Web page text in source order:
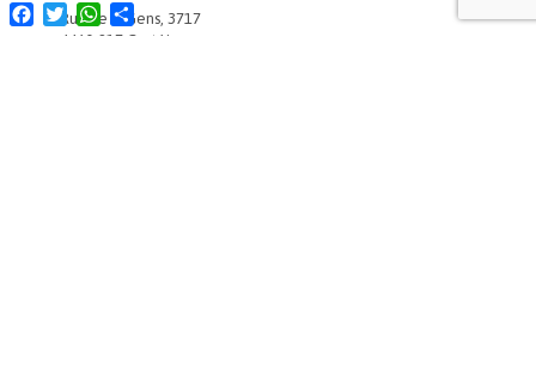
Rua de S. Gens, 3717
4460-817 Custóias
Facebook
TwitterWhatsApp
Share